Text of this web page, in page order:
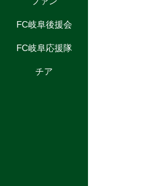
FC岐阜後援会
FC岐阜応援隊
チア